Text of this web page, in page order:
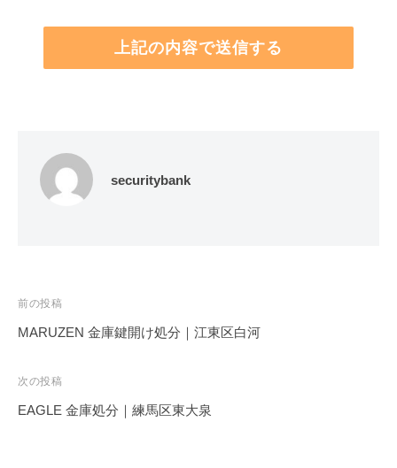
securitybank
投
稿
ビ
ゲ
前の投稿
MARUZEN 金庫鍵開け処分｜江東区白河
次の投稿
EAGLE 金庫処分｜練馬区東大泉